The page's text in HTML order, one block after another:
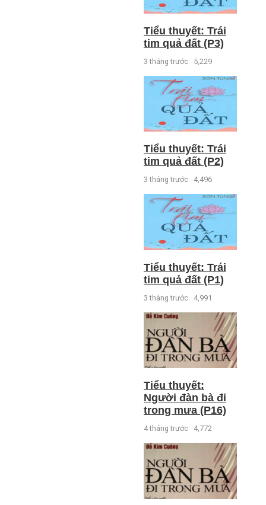
Tiểu thuyết: Trái
tim quả đất (P3)
3 tháng trước 5,229
Tiểu thuyết: Trái
tim quả đất (P2)
3 tháng trước 4,496
Tiểu thuyết: Trái
tim quả đất (P1)
3 tháng trước 4,991
Tiểu thuyết:
Người đàn bà đi
trong mưa (P16)
4 tháng trước 4,772